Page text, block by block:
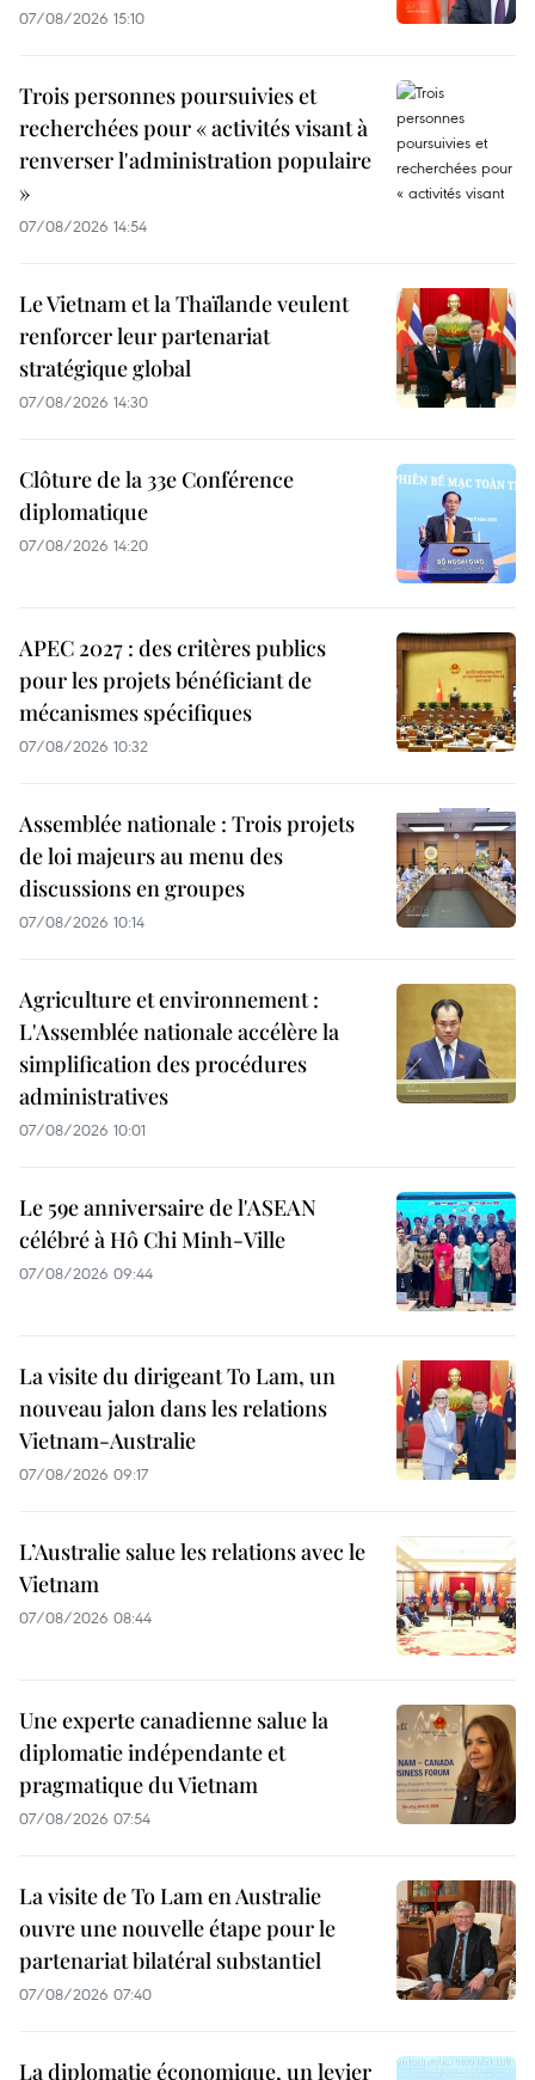
07/08/2026 15:10
Trois personnes poursuivies et
recherchées pour « activités visant à
renverser l'administration populaire
»
07/08/2026 14:54
Le Vietnam et la Thaïlande veulent
renforcer leur partenariat
stratégique global
07/08/2026 14:30
Clôture de la 33e Conférence
diplomatique
07/08/2026 14:20
APEC 2027 : des critères publics
pour les projets bénéficiant de
mécanismes spécifiques
07/08/2026 10:32
Assemblée nationale : Trois projets
de loi majeurs au menu des
discussions en groupes
07/08/2026 10:14
Agriculture et environnement :
L'Assemblée nationale accélère la
simplification des procédures
administratives
07/08/2026 10:01
Le 59e anniversaire de l'ASEAN
célébré à Hô Chi Minh-Ville
07/08/2026 09:44
La visite du dirigeant To Lam, un
nouveau jalon dans les relations
Vietnam-Australie
07/08/2026 09:17
L’Australie salue les relations avec le
Vietnam
07/08/2026 08:44
Une experte canadienne salue la
diplomatie indépendante et
pragmatique du Vietnam
07/08/2026 07:54
La visite de To Lam en Australie
ouvre une nouvelle étape pour le
partenariat bilatéral substantiel
07/08/2026 07:40
La diplomatie économique, un levier